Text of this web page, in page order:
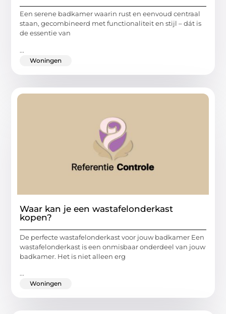
Een serene badkamer waarin rust en eenvoud centraal
staan, gecombineerd met functionaliteit en stijl – dát is
de essentie van
...
Woningen
Waar kan je een wastafelonderkast
kopen?
De perfecte wastafelonderkast voor jouw badkamer Een
wastafelonderkast is een onmisbaar onderdeel van jouw
badkamer. Het is niet alleen erg
...
Woningen